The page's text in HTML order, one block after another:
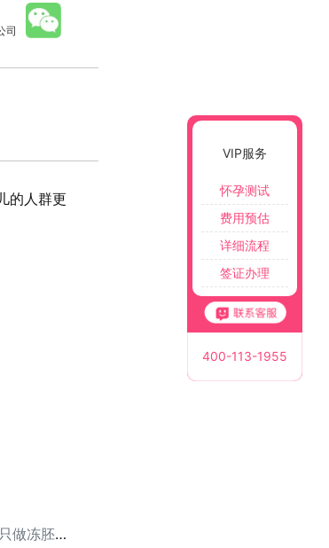
司
的人群更
下一篇: 美国试管婴儿医院真的只做冻胚移植么？
VIP服务
怀孕测试
费用预估
详细流程
签证办理
400-113-1955